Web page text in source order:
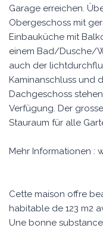
Garage erreichen.
Obergeschoss mit
Einbauküche mit
einem Bad/Dusche/
auch der
Kaminanschluss und
Dachgeschoss
Verfügung. Der
Stauraum für alle
Mehr Informationen :
Cette maison offre
habitable de 123 m2
Une bonne